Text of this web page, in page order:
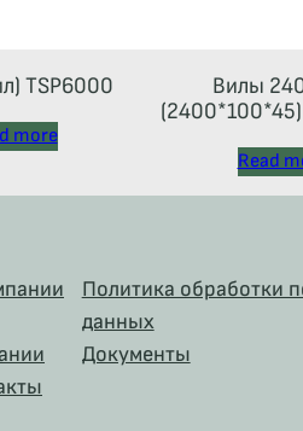
TSP6000
more
Вилы
Read
Политика обработки
данных
Документы